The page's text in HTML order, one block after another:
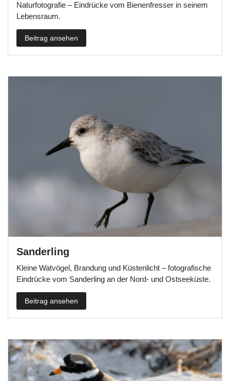
Naturfotografie – Eindrücke vom Bienenfresser in seinem
Lebensraum.
Beitrag ansehen
Sanderling
Kleine Watvögel, Brandung und Küstenlicht – fotografische
Eindrücke vom Sanderling an der Nord- und Ostseeküste.
Beitrag ansehen